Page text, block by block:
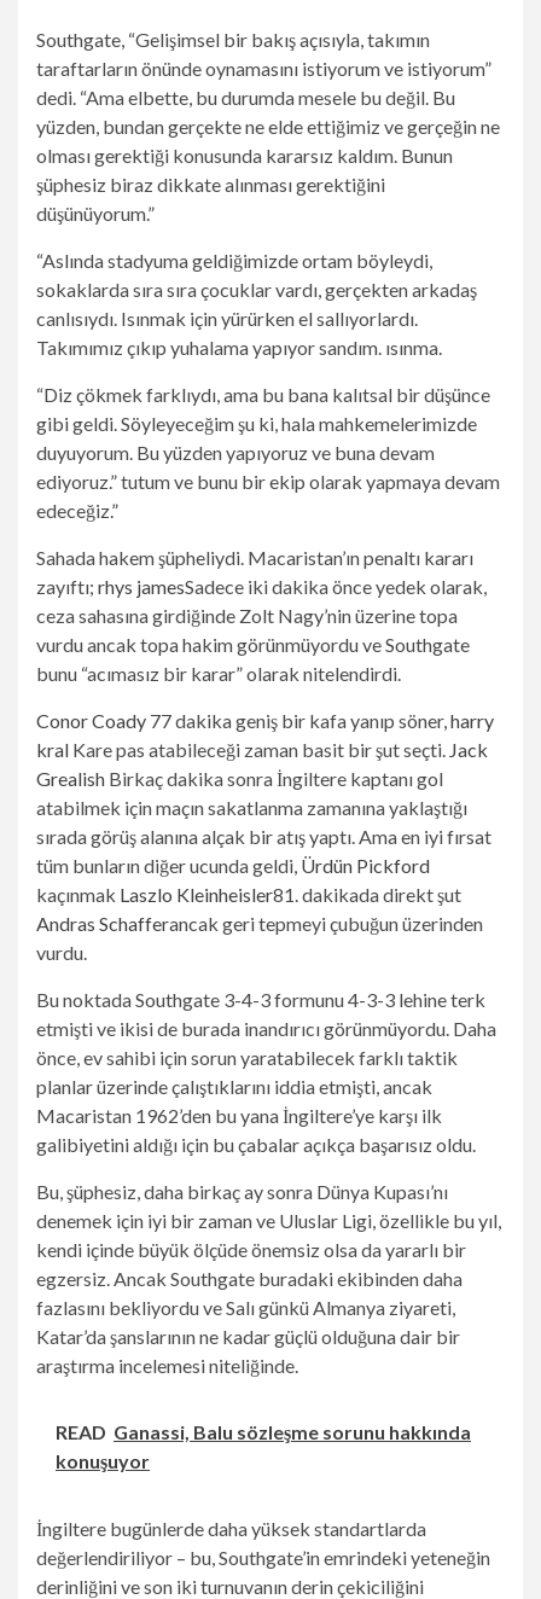
Southgate, “Gelişimsel bir bakış açısıyla, takımın
taraftarların önünde oynamasını istiyorum ve istiyorum”
dedi. “Ama elbette, bu durumda mesele bu değil. Bu
yüzden, bundan gerçekte ne elde ettiğimiz ve gerçeğin ne
olması gerektiği konusunda kararsız kaldım. Bunun
şüphesiz biraz dikkate alınması gerektiğini
düşünüyorum.”
“Aslında stadyuma geldiğimizde ortam böyleydi,
sokaklarda sıra sıra çocuklar vardı, gerçekten arkadaş
canlısıydı. Isınmak için yürürken el sallıyorlardı.
Takımımız çıkıp yuhalama yapıyor sandım. ısınma.
“Diz çökmek farklıydı, ama bu bana kalıtsal bir düşünce
gibi geldi. Söyleyeceğim şu ki, hala mahkemelerimizde
duyuyorum. Bu yüzden yapıyoruz ve buna devam
ediyoruz.” tutum ve bunu bir ekip olarak yapmaya devam
edeceğiz.”
Sahada hakem şüpheliydi. Macaristan’ın penaltı kararı
zayıftı; rhys jamesSadece iki dakika önce yedek olarak,
ceza sahasına girdiğinde Zolt Nagy’nin üzerine topa
vurdu ancak topa hakim görünmüyordu ve Southgate
bunu “acımasız bir karar” olarak nitelendirdi.
Conor Coady 77 dakika geniş bir kafa yanıp söner,harry
kral Kare pas atabileceği zaman basit bir şut seçti. Jack
Grealish Birkaç dakika sonra İngiltere kaptanı gol
atabilmek için maçın sakatlanma zamanına yaklaştığı
sırada görüş alanına alçak bir atış yaptı. Ama en iyi fırsat
tüm bunların diğer ucunda geldi, Ürdün Pickford
kaçınmak Laszlo Kleinheisler81. dakikada direkt şut
Andras Schafferancak geri tepmeyi çubuğun üzerinden
vurdu.
Bu noktada Southgate 3-4-3 formunu 4-3-3 lehine terk
etmişti ve ikisi de burada inandırıcı görünmüyordu. Daha
önce, ev sahibi için sorun yaratabilecek farklı taktik
planlar üzerinde çalıştıklarını iddia etmişti, ancak
Macaristan 1962’den bu yana İngiltere’ye karşı ilk
galibiyetini aldığı için bu çabalar açıkça başarısız oldu.
Bu, şüphesiz, daha birkaç ay sonra Dünya Kupası’nı
denemek için iyi bir zaman ve Uluslar Ligi, özellikle bu yıl,
kendi içinde büyük ölçüde önemsiz olsa da yararlı bir
egzersiz. Ancak Southgate buradaki ekibinden daha
fazlasını bekliyordu ve Salı günkü Almanya ziyareti,
Katar’da şanslarının ne kadar güçlü olduğuna dair bir
araştırma incelemesi niteliğinde.
READ Ganassi, Balu sözleşme sorunu hakkında
konuşuyor
İngiltere bugünlerde daha yüksek standartlarda
değerlendiriliyor – bu, Southgate’in emrindeki yeteneğin
derinliğini ve son iki turnuvanın derin çekiciliğini